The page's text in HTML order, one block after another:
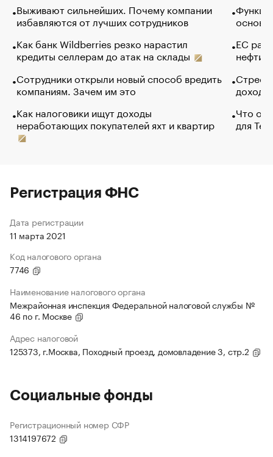
Выживают сильнейших. Почему компании
избавляются от лучших сотрудников
Как банк Wildberries резко нарастил
кредиты селлерам до атак на склады
Сотрудники открыли новый способ вредить
компаниям. Зачем им это
Как налоговики ищут доходы
неработающих покупателей яхт и квартир
основ
ЕС
нефти
Что
для
Регистрация ФНС
Дата регистрации
11 марта 2021
Код налогового органа
7746
Наименование налогового органа
Межрайонная инспекция Федеральной налоговой службы №
46 по г. Москве
Адрес налоговой
125373, г.Москва, Походный проезд, домовладение 3, стр.2
Социальные фонды
Регистрационный номер СФР
1314197672